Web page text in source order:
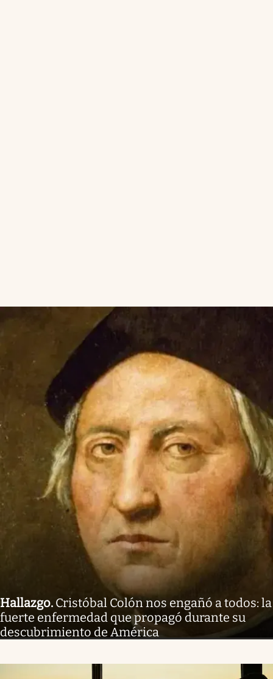
Hallazgo. Cristóbal Colón nos engañó a todos: la
fuerte enfermedad que propagó durante su
descubrimiento de América